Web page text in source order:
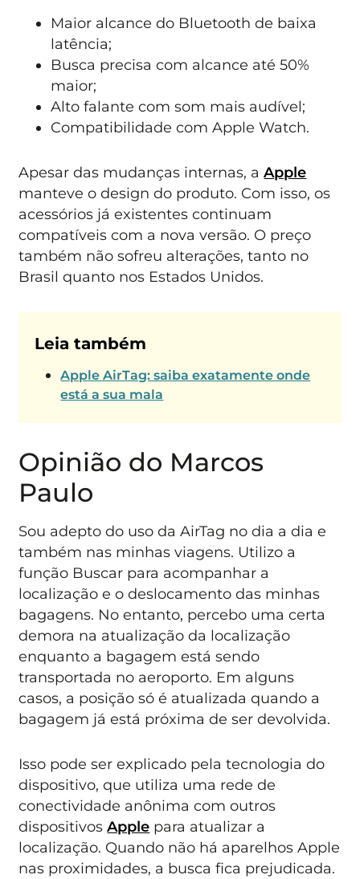
Maior alcance do Bluetooth de baixa
latência;
Busca precisa com alcance até 50%
maior;
Alto falante com som mais audível;
Compatibilidade com Apple Watch.
Apesar das mudanças internas, aApple
manteve o design do produto. Com isso, os
acessórios já existentes continuam
compatíveis com a nova versão. O preço
também não sofreu alterações, tanto no
Brasil quanto nos Estados Unidos.
Leia também
Apple AirTag: saiba exatamente onde
está a sua mala
Opinião do Marcos
Paulo
Sou adepto do uso da AirTag no dia a dia e
também nas minhas viagens. Utilizo a
função Buscar para acompanhar a
localização e o deslocamento das minhas
bagagens. No entanto, percebo uma certa
demora na atualização da localização
enquanto a bagagem está sendo
transportada no aeroporto. Em alguns
casos, a posição só é atualizada quando a
bagagem já está próxima de ser devolvida.
Isso pode ser explicado pela tecnologia do
dispositivo, que utiliza uma rede de
conectividade anônima com outros
dispositivosApple para atualizar a
localização. Quando não há aparelhos Apple
nas proximidades, a busca fica prejudicada.